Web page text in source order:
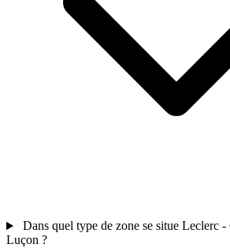
Dans quel type de zone se situe Leclerc
Luçon ?